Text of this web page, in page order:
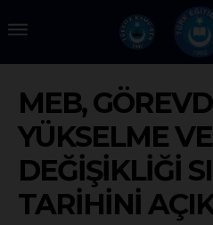
MEB,
YÜKSELME
DEĞİŞİKLİĞİ
TARİHİNİ